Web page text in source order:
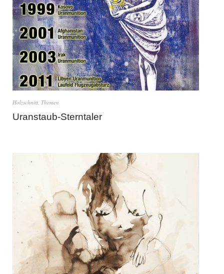
Holzschnitt, Themen
Uranstaub-Sterntaler